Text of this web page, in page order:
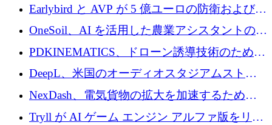
ユーロでMinisaを支援
Earlybird と AVP が 5 億ユーロの防衛および二
重用途の成長基金である E2D を立ち上げる
OneSoil、AI を活用した農業アシスタントの拡
大に​​ 100 万ユーロを確保
PDKINEMATICS、ドローン誘導技術のために
200 万ユーロを調達
DeepL、米国のオーディオスタジアムストリ
ーミング事業Mixhaloを買収
NexDash、電気貨物の拡大を加速するために
EIT Urban Mobilityから250万ユーロを確保
Tryll が AI ゲーム エンジン アルファ版をリリ